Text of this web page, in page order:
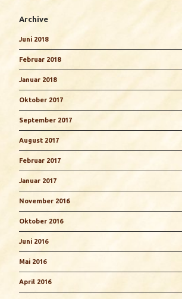
Archive
Juni 2018
Februar 2018
Januar 2018
Oktober 2017
September 2017
August 2017
Februar 2017
Januar 2017
November 2016
Oktober 2016
Juni 2016
Mai 2016
April 2016